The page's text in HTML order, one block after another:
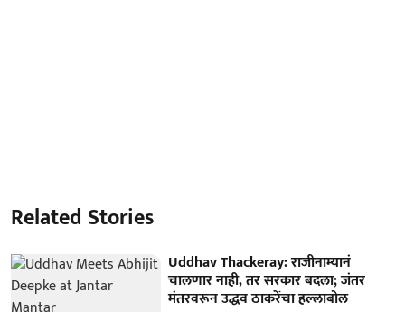
Related Stories
Uddhav Thackeray: राजीनाम्यानं
चालणार नाही, तर सरकार बदला; जंतर
मंतरवरून उद्धव ठाकरेंचा हल्लाबोल